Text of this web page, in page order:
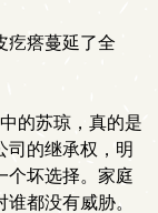
疙瘩蔓延了全
的苏琼，真的是
司的继承权，明
个坏选择。家庭
都没有威胁。